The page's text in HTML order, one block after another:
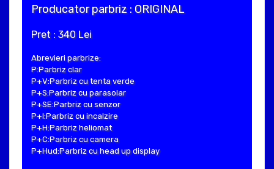
Producator parbriz : ORIGINAL
Pret : 340 Lei
Abrevieri parbrize:
P:Parbriz clar
P+V:Parbriz cu tenta verde
P+S:Parbriz cu parasolar
P+SE:Parbriz cu senzor
P+I:Parbriz cu incalzire
P+H:Parbriz heliomat
P+C:Parbriz cu camera
P+Hud:Parbriz cu head up display